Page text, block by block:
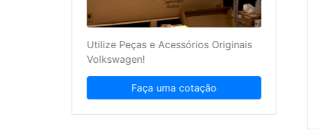
Nós sabemos o quanto um serviço
bem feito pode ajudar no seu frete!
Agende agora